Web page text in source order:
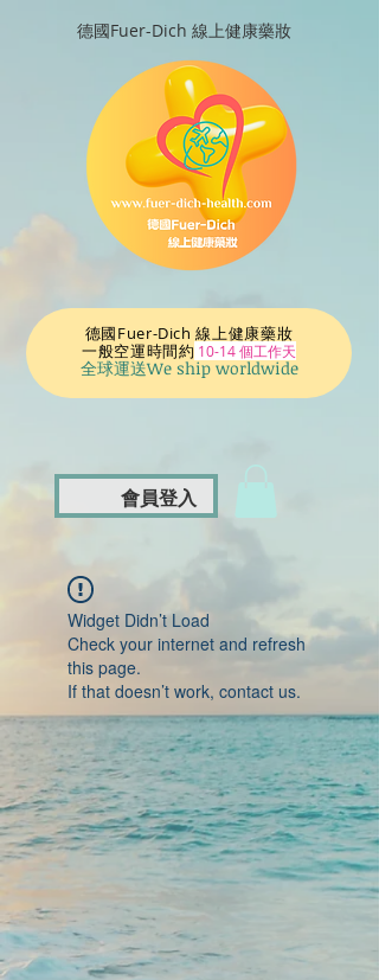
德國Fuer-Dich 線上健康藥妝
德國Fuer-Dich 線上健康藥妝
一般空運時間約 10-14 個工作天
全球運送We ship worldwide
會員登入
Widget Didn’t Load
Check your internet and refresh
this page.
If that doesn’t work, contact us.